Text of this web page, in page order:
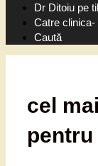
Dr Ditoiu pe
Catre
Caută
cel